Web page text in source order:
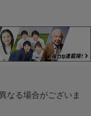
なる場合がございま